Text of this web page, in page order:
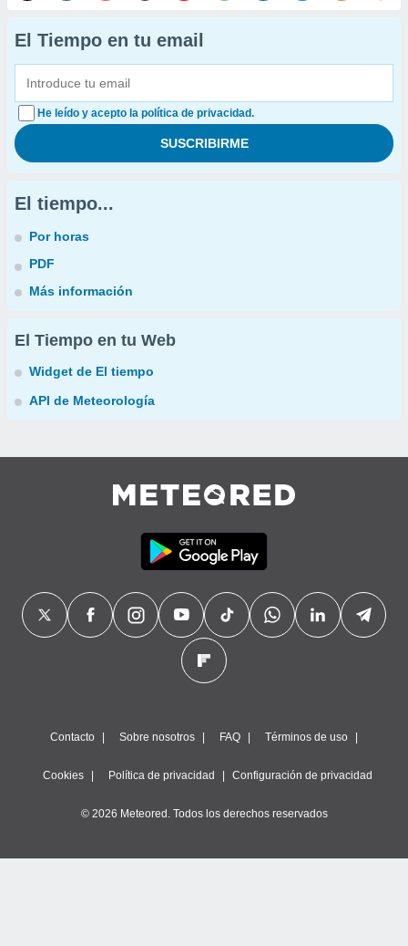
El Tiempo en tu email
He leído y acepto la política de privacidad.
El tiempo...
Por horas
PDF
Más información
El Tiempo en tu Web
Widget de El tiempo
API de Meteorología
Contacto Sobre nosotros FAQ Términos de uso
Cookies Política de privacidad Configuración de privacidad
© 2026 Meteored. Todos los derechos reservados